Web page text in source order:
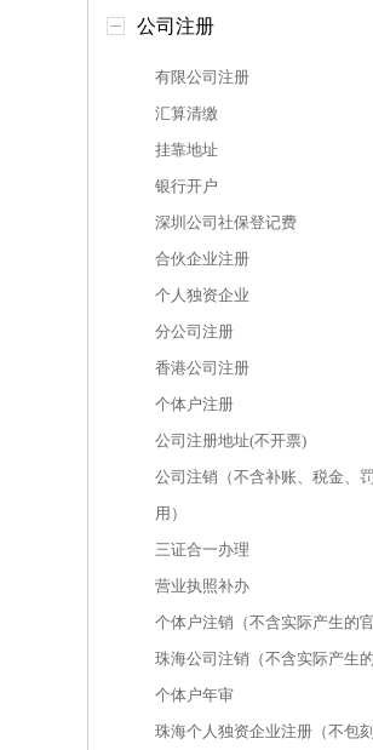
公司注册
有限公司注册
汇算清缴
挂靠地址
银行开户
深圳公司社保登记费
合伙企业注册
个人独资企业
分公司注册
香港公司注册
个体户注册
公司注册地址(不开票)
公司注销（不含补账、税金、
用）
三证合一办理
营业执照补办
个体户注销（不含实际产生的官
珠海公司注销（不含实际产生的
个体户年审
珠海个人独资企业注册（不包刻